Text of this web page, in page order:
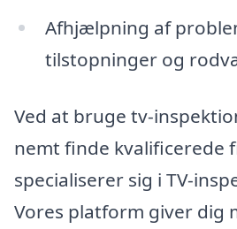
Afhjælpning af
tilstopninger og
Ved at bruge tv-
nemt finde kvalificerede
specialiserer sig i TV-
Vores platform giver dig